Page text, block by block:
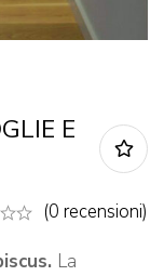
E
(0 recensioni)
La